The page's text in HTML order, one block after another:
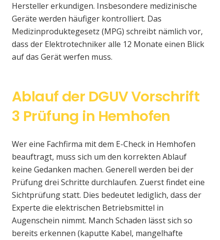
Hersteller erkundigen. Insbesondere medizinische
Geräte werden häufiger kontrolliert. Das
Medizinproduktegesetz (MPG) schreibt nämlich vor,
dass der Elektrotechniker alle 12 Monate einen Blick
auf das Gerät werfen muss.
Ablauf der DGUV Vorschrift
3 Prüfung in Hemhofen
Wer eine Fachfirma mit dem E-Check in Hemhofen
beauftragt, muss sich um den korrekten Ablauf
keine Gedanken machen. Generell werden bei der
Prüfung drei Schritte durchlaufen. Zuerst findet eine
Sichtprüfung statt. Dies bedeutet lediglich, dass der
Experte die elektrischen Betriebsmittel in
Augenschein nimmt. Manch Schaden lässt sich so
bereits erkennen (kaputte Kabel, mangelhafte